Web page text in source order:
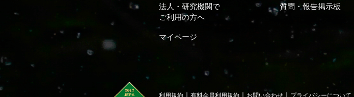
法人・研究機関で
ご利用の方へ
質問・報告掲示板
マイページ
利用規約 ｜ 有料会員利用規約 ｜ お問い合わせ ｜ プライバシーについて